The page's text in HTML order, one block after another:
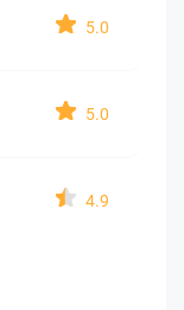
5.0
5.0
4.9